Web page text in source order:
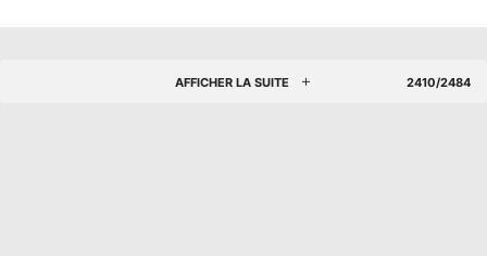
AFFICHER LA SUITE 2410/2484